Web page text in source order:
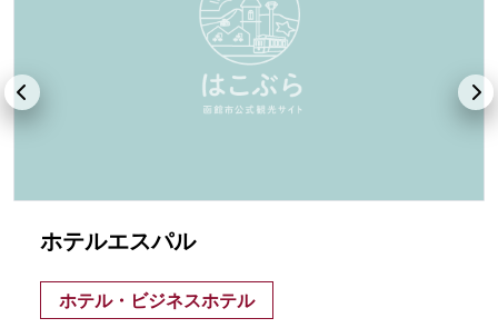
ホテルエスパル
ホテル・ビジネスホテル